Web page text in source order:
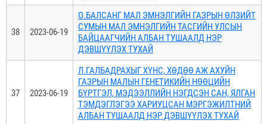
38 2023-06-19
О.БАЛСАНГ МАЛ ЭМНЭЛГИЙН ГАЗРЫН ӨЛЗИЙТ
СУМЫН МАЛ ЭМНЭЛГИЙН ТАСГИЙН УЛСЫН
БАЙЦААГЧИЙН АЛБАН ТУШААЛД НЭР
ДЭВШҮҮЛЭХ ТУХАЙ
37 2023-06-19
Л.ГАЛБАДРАХЫГ ХҮНС, ХӨДӨӨ АЖ АХУЙН
ГАЗРЫН МАЛЫН ГЕНЕТИКИЙН НӨӨЦИЙН
БҮРТГЭЛ, МЭДЭЭЛЛИЙН НЭГДСЭН САН, ЯЛГАН
ТЭМДЭГЛЭГЭЭ ХАРИУЦСАН МЭРГЭЖИЛТНИЙ
АЛБАН ТУШААЛД НЭР ДЭВШҮҮЛЭХ ТУХАЙ